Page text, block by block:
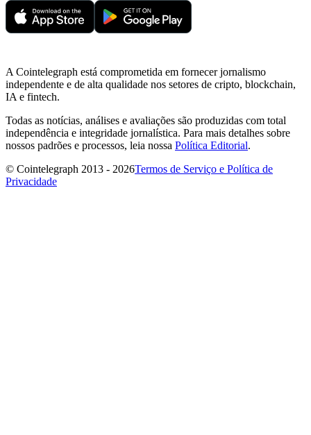
A Cointelegraph está comprometida em fornecer jornalismo
independente e de alta qualidade nos setores de cripto, blockchain,
IA e fintech.
Todas as notícias, análises e avaliações são produzidas com total
independência e integridade jornalística. Para mais detalhes sobre
nossos padrões e processos, leia nossa Política Editorial.
© Cointelegraph 2013 - 2026Termos de Serviço e Política de
Privacidade